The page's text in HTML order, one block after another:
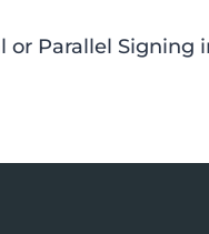
or Parallel Signing